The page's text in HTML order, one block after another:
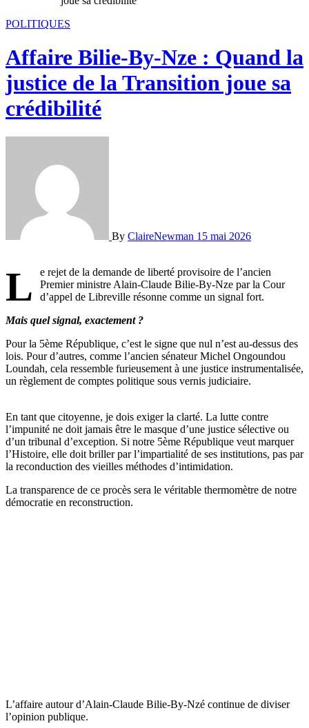
POLITIQUES
Affaire Bilie-By-Nze : Quand la
justice de la Transition joue sa
crédibilité
By ClaireNewman 15 mai 2026
L
e rejet de la demande de liberté provisoire de l’ancien
Premier ministre Alain-Claude Bilie-By-Nze par la Cour
d’appel de Libreville résonne comme un signal fort.
Mais quel signal, exactement ?
Pour la 5ème République, c’est le signe que nul n’est au-dessus des
lois. Pour d’autres, comme l’ancien sénateur Michel Ongoundou
Loundah, cela ressemble furieusement à une justice instrumentalisée,
un règlement de comptes politique sous vernis judiciaire.
En tant que citoyenne, je dois exiger la clarté. La lutte contre
l’impunité ne doit jamais être le masque d’une justice sélective ou
d’un tribunal d’exception. Si notre 5ème République veut marquer
l’Histoire, elle doit briller par l’impartialité de ses institutions, pas par
la reconduction des vieilles méthodes d’intimidation.
La transparence de ce procès sera le véritable thermomètre de notre
démocratie en reconstruction.
L’affaire autour d’Alain-Claude Bilie-By-Nzé continue de diviser
l’opinion publique.